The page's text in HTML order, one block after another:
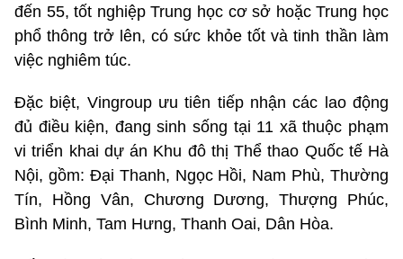
đến 55, tốt nghiệp Trung học cơ sở hoặc Trung học
phổ thông trở lên, có sức khỏe tốt và tinh thần làm
việc nghiêm túc.
Đặc biệt, Vingroup ưu tiên tiếp nhận các lao động
đủ điều kiện, đang sinh sống tại 11 xã thuộc phạm
vi triển khai dự án Khu đô thị Thể thao Quốc tế Hà
Nội, gồm: Đại Thanh, Ngọc Hồi, Nam Phù, Thường
Tín, Hồng Vân, Chương Dương, Thượng Phúc,
Bình Minh, Tam Hưng, Thanh Oai, Dân Hòa.